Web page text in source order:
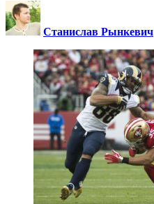
Станислав Рынкевич